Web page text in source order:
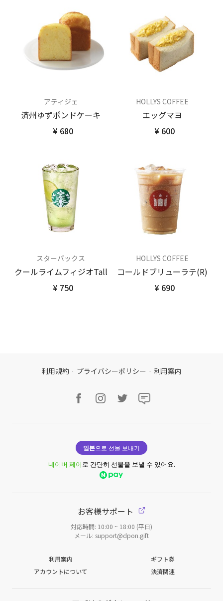
アティジェ
済州ゆずポンドケーキ
¥ 680
HOLLYS COFFEE
エッグマヨ
¥ 600
スターバックス
クールライムフィジオTall
¥ 750
HOLLYS COFFEE
コールドブリューラテ(R)
¥ 690
利用規約 · プライバシーポリシー · 利用案内
일본으로 선물 보내기
네이버 페이로 간단히 선물을 보낼 수 있어요.
お客様サポート
対応時間: 10:00 ~ 18:00 (平日)
メール: support@dpon.gift
利用案内
ギフト券
アカウントについて
決済関連